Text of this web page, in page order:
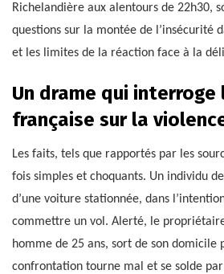
Richelandière aux alentours de 22h30,
questions sur la montée de l’insécurité
et les limites de la réaction face à la
Un drame qui
française sur la
Les faits, tels que rapportés par les
fois simples et choquants. Un individu
d’une voiture stationnée, dans
commettre un vol. Alerté, le
homme de 25 ans, sort de son domicile
confrontation tourne mal et se solde par